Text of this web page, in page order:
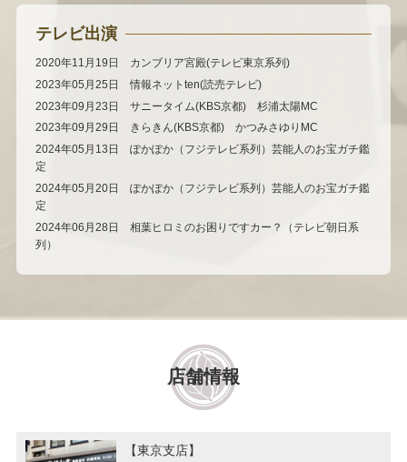
テレビ出演
2020年11月19日 カンブリア宮殿(テレビ東京系列)
2023年05月25日 情報ネットten(読売テレビ)
2023年09月23日 サニータイム(KBS京都) 杉浦太陽MC
2023年09月29日 きらきん(KBS京都) かつみさゆりMC
2024年05月13日 ぽかぽか（フジテレビ系列）芸能人のお宝ガチ鑑
定
2024年05月20日 ぽかぽか（フジテレビ系列）芸能人のお宝ガチ鑑
定
2024年06月28日 相葉ヒロミのお困りですカー？（テレビ朝日系
列）
店舗情報
東京支店